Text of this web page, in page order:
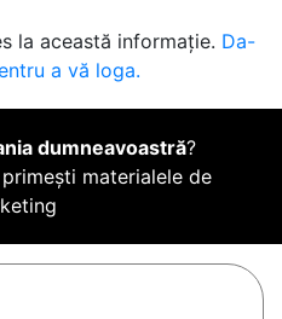
la această informație. Da-
a vă loga.
dumneavoastră?
materialele de